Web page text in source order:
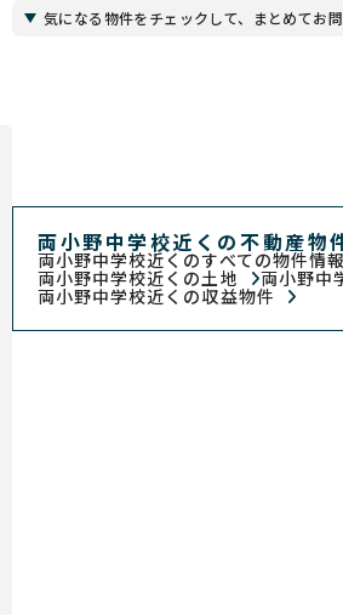
気になる物件をチェックして、まとめてお問
両小野中学校近くの不動産物
両小野中学校近くのすべての物件情
両小野中学校近くの土地 両小野中
両小野中学校近くの収益物件